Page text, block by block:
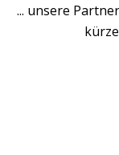
... unsere